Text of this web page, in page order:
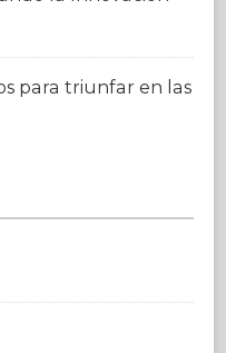
para triunfar en las